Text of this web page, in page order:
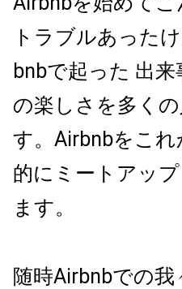
トラブルあった
bnbで起った 出
の楽しさを多く
す。Airbnbをこ
的にミートアッ
ます。
随時Airbnbでの我